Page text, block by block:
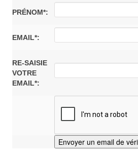
PRÉNOM*:
EMAIL*:
RE-SAISIE
VOTRE
EMAIL*: